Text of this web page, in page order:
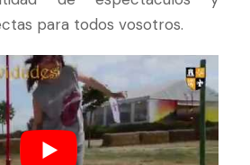
para todos vosotros.